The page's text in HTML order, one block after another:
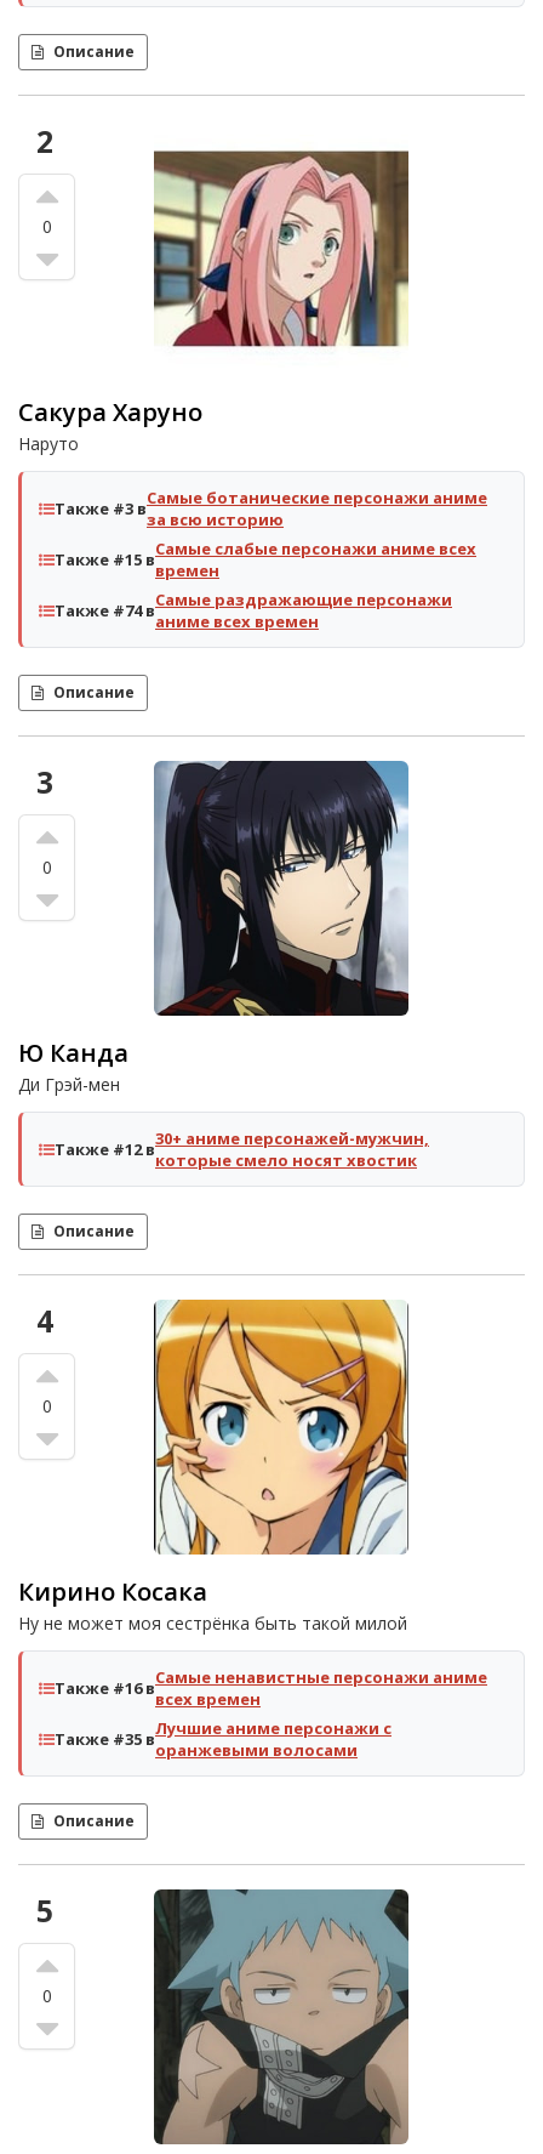
Описание
2
0
Сакура Харуно
Наруто
Также #3 вСамые ботанические персонажи аниме
за всю историю
Также #15 вСамые слабые персонажи аниме всех
времен
Также #74 вСамые раздражающие персонажи
аниме всех времен
Описание
3
0
Ю Канда
Ди Грэй-мен
Также #12 в30+ аниме персонажей-мужчин,
которые смело носят хвостик
Описание
4
0
Кирино Косака
Ну не может моя сестрёнка быть такой милой
Также #16 вСамые ненавистные персонажи аниме
всех времен
Также #35 вЛучшие аниме персонажи с
оранжевыми волосами
Описание
5
0